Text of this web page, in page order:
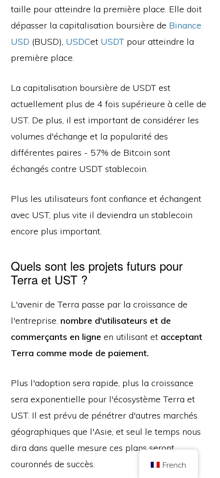
taille pour atteindre la première place. Elle doit
dépasser la capitalisation boursière de Binance
USD (BUSD), USDCet USDT pour atteindre la
première place.
La capitalisation boursière de USDT est
actuellement plus de 4 fois supérieure à celle de
UST. De plus, il est important de considérer les
volumes d'échange et la popularité des
différentes paires - 57% de Bitcoin sont
échangés contre USDT stablecoin.
Plus les utilisateurs font confiance et échangent
avec UST, plus vite il deviendra un stablecoin
encore plus important.
Quels sont les projets futurs pour
Terra et UST ?
L'avenir de Terra passe par la croissance de
l'entreprise. nombre d'utilisateurs et de
commerçants en ligneen utilisant et acceptant
Terra comme mode de paiement.
Plus l'adoption sera rapide, plus la croissance
sera exponentielle pour l'écosystème Terra et
UST. Il est prévu de pénétrer d'autres marchés
géographiques que l'Asie, et seul le temps nous
dira dans quelle mesure ces plans seront
couronnés de succès.
Copyright © 2026 Brilliant British Ltd trading as Coin Kickoff
Numéro d'entreprise 10490224
Adresse : 2nd Floor 167-169 Great Portland Street, Londres, Royaume-
Uni, W1W 5PF
résultats futurs. Investir dans les crypto-monnaies comporte des risques.
Authority et ne sont pas soumises à la protection du UK Financial Services
Compensation Scheme ou au champ de compétence du UK Financial
Ombudsman Service. Investir dans des crypto-monnaies comporte des
risques et les crypto-monnaies peuvent prendre de la valeur ou en perdre
applicable aux bénéfices tirés de la vente de crypto-monnaies.
ACCUEIL À PROPOS DE POLITIQUE DE CONFIDENTIALITÉ NOUS CONTACTER
French